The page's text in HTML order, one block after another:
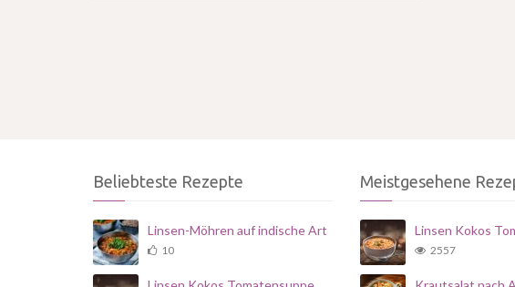
Beliebteste Rezepte
Linsen-Möhren auf indische Art
10
Meistgesehene
Linsen Kokos
2557